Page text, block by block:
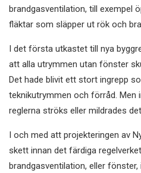
brandgasventilation, till exempel
fläktar som släpper ut rök och
I det första utkastet till nya
att alla utrymmen utan fönster
Det hade blivit ett stort ingrepp
teknikutrymmen och förråd. Men
reglerna ströks eller mildrades
I och med att projekteringen av
skett innan det färdiga
brandgasventilation, eller